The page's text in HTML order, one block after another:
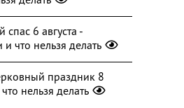
спас 6 августа -
что нельзя делать
праздник 8
что нельзя делать